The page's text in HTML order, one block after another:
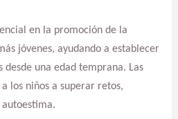
en la promoción de la
jóvenes, ayudando a establecer
desde una edad temprana. Las
los niños a superar retos,
autoestima.